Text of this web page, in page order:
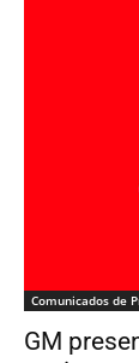
Comunicados de
GM